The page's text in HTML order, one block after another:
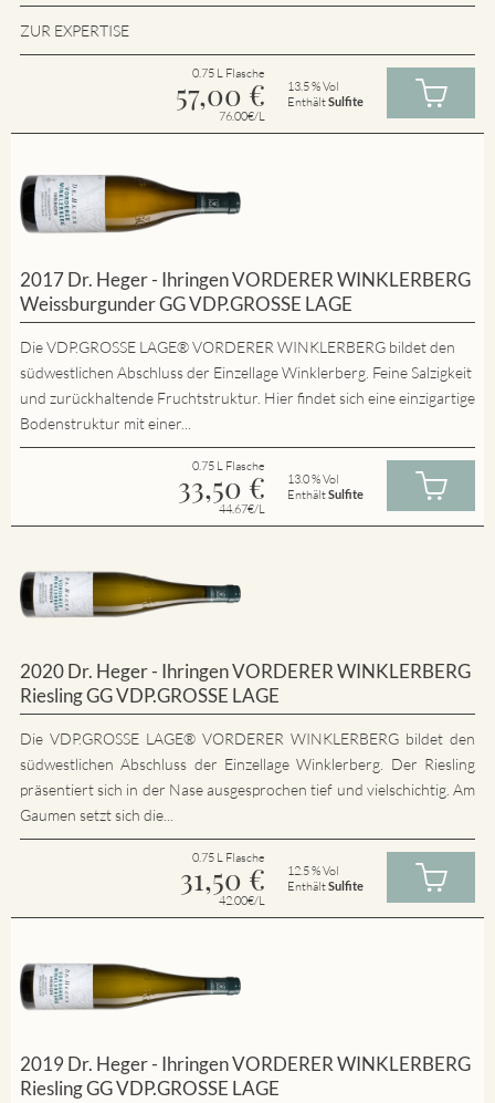
ZUR EXPERTISE
0.75 L Flasche
57,00 €
76.00€/L
13.5 % Vol
EnthältSulfite
2017 Dr. Heger - Ihringen VORDERER WINKLERBERG
Weissburgunder GG VDP.GROSSE LAGE
Die VDP.GROSSE LAGE® VORDERER WINKLERBERG bildet den
südwestlichen Abschluss der Einzellage Winklerberg. Feine Salzigkeit
und zurückhaltende Fruchtstruktur. Hier findet sich eine einzigartige
Bodenstruktur mit einer...
0.75 L Flasche
33,50 €
44.67€/L
13.0 % Vol
EnthältSulfite
2020 Dr. Heger - Ihringen VORDERER WINKLERBERG
Riesling GG VDP.GROSSE LAGE
Die VDP.GROSSE LAGE® VORDERER WINKLERBERG bildet den
südwestlichen Abschluss der Einzellage Winklerberg. Der Riesling
präsentiert sich in der Nase ausgesprochen tief und vielschichtig. Am
Gaumen setzt sich die...
0.75 L Flasche
31,50 €
42.00€/L
12.5 % Vol
EnthältSulfite
2019 Dr. Heger - Ihringen VORDERER WINKLERBERG
Riesling GG VDP.GROSSE LAGE